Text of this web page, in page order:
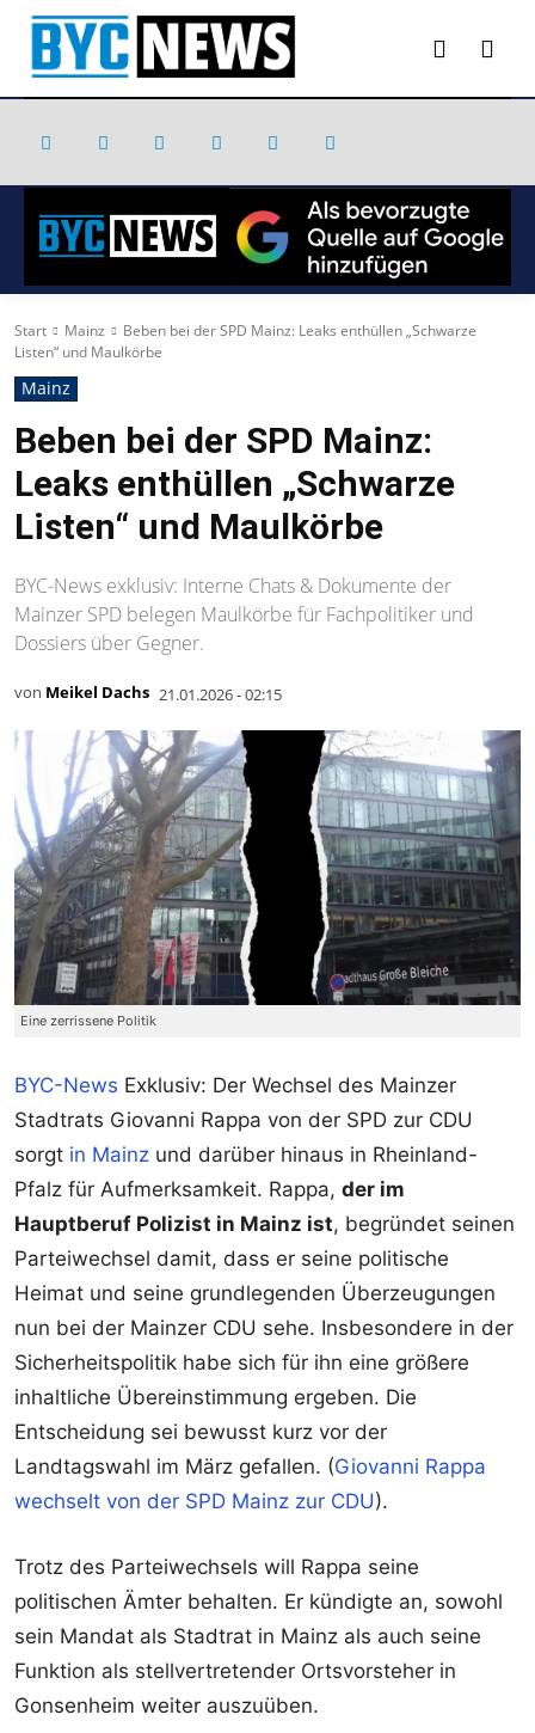
Start Mainz
Beben bei der SPD Mainz: Leaks enthüllen „Schwarze
Listen“ und Maulkörbe
Mainz
Beben bei der SPD Mainz:
Leaks enthüllen „Schwarze
Listen“ und Maulkörbe
BYC-News exklusiv: Interne Chats & Dokumente der
Mainzer SPD belegen Maulkörbe für Fachpolitiker und
Dossiers über Gegner.
von Meikel Dachs 21.01.2026 - 02:15
Eine zerrissene Politik
BYC-News Exklusiv: Der Wechsel des Mainzer
Stadtrats Giovanni Rappa von der SPD zur CDU
sorgt in Mainz und darüber hinaus in Rheinland-
Pfalz für Aufmerksamkeit. Rappa, der im
Hauptberuf Polizist in Mainz ist, begründet seinen
Parteiwechsel damit, dass er seine politische
Heimat und seine grundlegenden Überzeugungen
nun bei der Mainzer CDU sehe. Insbesondere in der
Sicherheitspolitik habe sich für ihn eine größere
inhaltliche Übereinstimmung ergeben. Die
Entscheidung sei bewusst kurz vor der
Landtagswahl im März gefallen. (Giovanni Rappa
wechselt von der SPD Mainz zur CDU).
Trotz des Parteiwechsels will Rappa seine
politischen Ämter behalten. Er kündigte an, sowohl
sein Mandat als Stadtrat in Mainz als auch seine
Funktion als stellvertretender Ortsvorsteher in
Gonsenheim weiter auszuüben.